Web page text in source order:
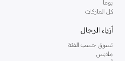
بوما
كل الماركات
أزياء الرجال
تسوق حسب الفئة
ملابس